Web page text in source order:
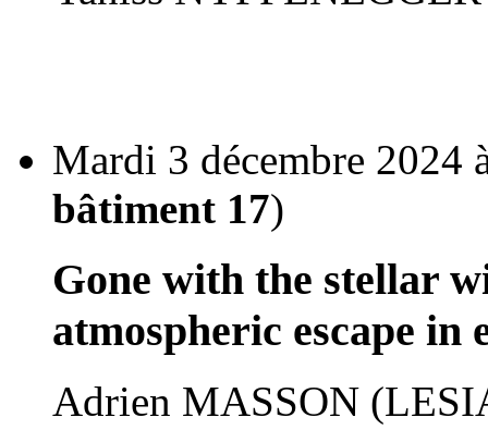
Mardi 3 décembre 2024
bâtiment 17)
Gone with the stellar
atmospheric escape in
Adrien MASSON